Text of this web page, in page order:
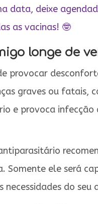
data, deixe
as vacinas! 🤓
longe de
provocar
graves ou fatais,
e provoca
Somente ele será
do seu